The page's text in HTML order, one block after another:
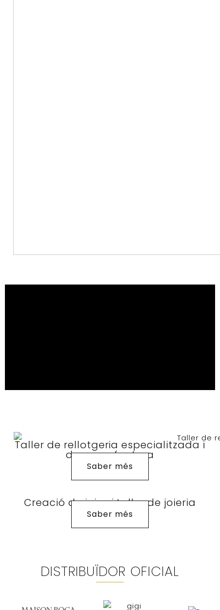
Taller de rellotgeria especialitzada i
de manufactura
Saber més
Creació de joies i taller de joieria
Saber més
DISTRIBUÏDOR OFICIAL